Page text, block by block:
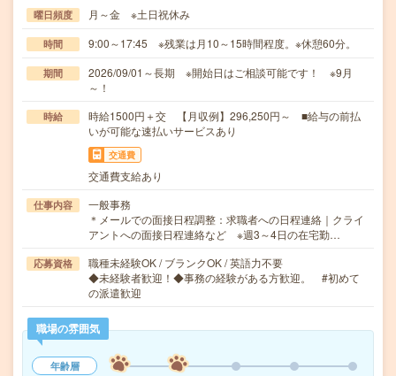
曜日頻度 月～金 ※土日祝休み
時間 9:00～17:45 ※残業は月10～15時間程度。※休憩60分。
期間
2026/09/01～長期 ※開始日はご相談可能です！ ※9月
～！
時給
時給1500円＋交 【月収例】296,250円～ ■給与の前払
いが可能な速払いサービスあり
交通費
交通費支給あり
仕事内容
一般事務
＊メールでの面接日程調整：求職者への日程連絡｜クライ
アントへの面接日程連絡など ※週3～4日の在宅勤…
応募資格
職種未経験OK / ブランクOK / 英語力不要
◆未経験者歓迎！◆事務の経験がある方歓迎。 #初めて
の派遣歓迎
職場の雰囲気
年齢層